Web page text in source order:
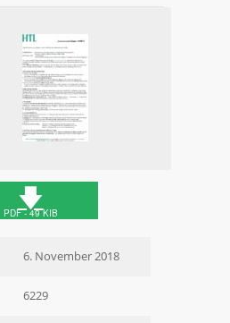
🡇
PDF - 49 KIB
6. November 2018
6229